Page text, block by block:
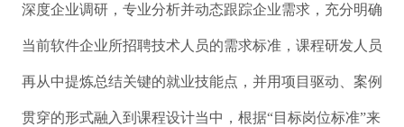
深度企业调研，专业分析并动态跟踪企业需求，充分明确
当前软件企业所招聘技术人员的需求标准，课程研发人员
再从中提炼总结关键的就业技能点，并用项目驱动、案例
贯穿的形式融入到课程设计当中，根据“目标岗位标准”来